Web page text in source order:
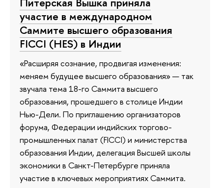
участие в международном
Саммите высшего образования
FICCI (HES) в Индии
«Расширяя сознание, продвигая изменения:
меняем будущее высшего образования» — так
звучала тема 18-го Саммита высшего
образования, прошедшего в столице Индии
Нью-Дели. По приглашению организаторов
форума, Федерации индийских торгово-
промышленных палат (FICCI) и министерства
образования Индии, делегация Высшей школы
экономики в Санкт-Петербурге приняла
участие в ключевых мероприятиях Саммита.